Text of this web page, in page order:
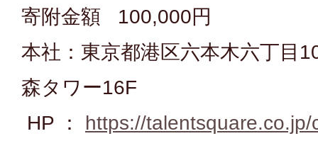
寄附金額 100,000円
本社：東京都港区六本木六丁目
森タワー16F
HP ： https://talentsquare.co.jp/